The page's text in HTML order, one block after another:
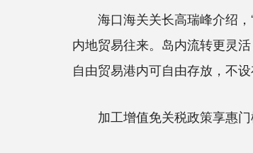
海口海关关长高瑞峰介绍，“
内地贸易往来。岛内流转更灵
自由贸易港内可自由存放，不设
加工增值免关税政策享惠门